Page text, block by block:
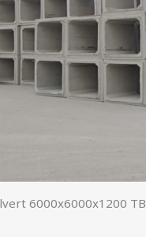
6000x6000x1200 TB